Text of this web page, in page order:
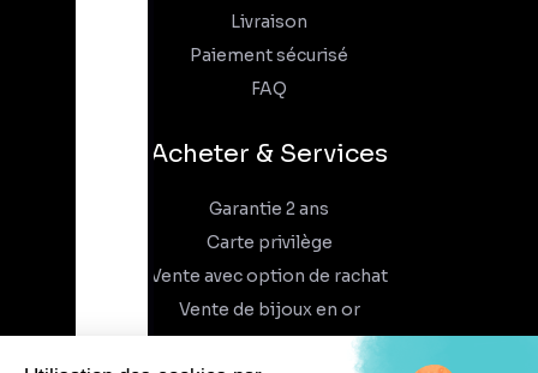
Livraison
Paiement sécurisé
FAQ
Acheter & Services
Garantie 2 ans
Carte privilège
Vente avec option de rachat
Vente de bijoux en or